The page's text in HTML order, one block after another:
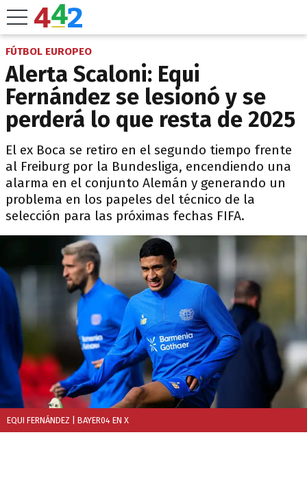
FÚTBOL EUROPEO
Alerta Scaloni: Equi
Fernández se lesionó y se
perderá lo que resta de 2025
El ex Boca se retiro en el segundo tiempo frente
al Freiburg por la Bundesliga, encendiendo una
alarma en el conjunto Alemán y generando un
problema en los papeles del técnico de la
selección para las próximas fechas FIFA.
EQUI FERNÁNDEZ | BAYER04 EN X